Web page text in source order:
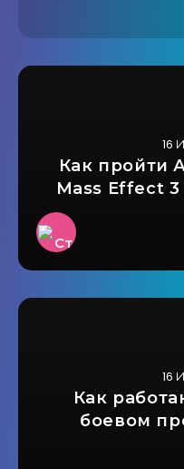
16
Как пройти
Mass Effect
16
Как
боевом